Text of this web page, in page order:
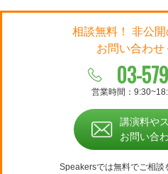
相談無料！ 非公開
お問い合わせ
03-
営業時間：
講演料や
お問い合
Speakersでは無料でご相談